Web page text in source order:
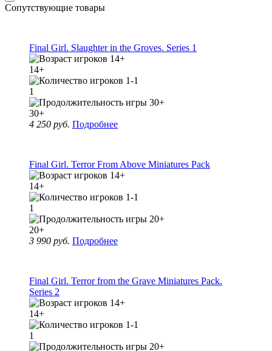
Сопутствующие товары
Final Girl. Slaughter in the Groves. Series 1
14+
1
30+
4 250 руб. Подробнее
Final Girl. Terror From Above Miniatures Pack
14+
1
20+
3 990 руб. Подробнее
Final Girl. Terror from the Grave Miniatures Pack.
Series 2
14+
1